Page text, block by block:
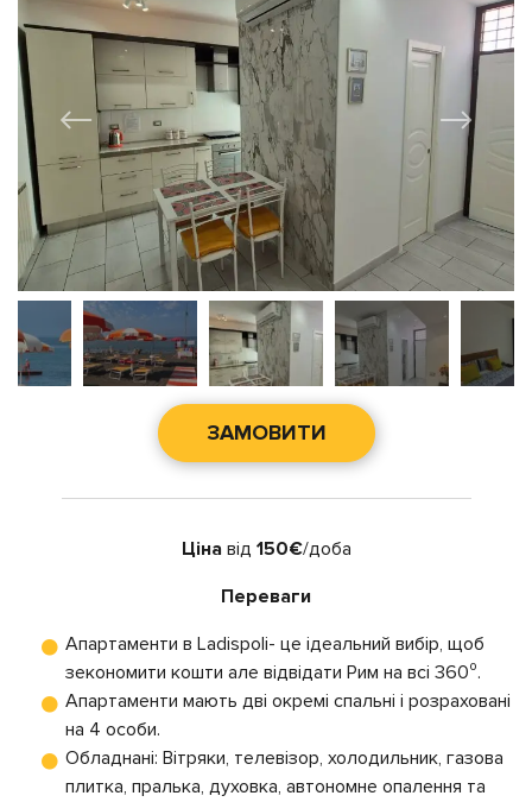
ЗАМОВИТИ
Цінавід 150€/доба
Переваги
Апартаменти в Ladispoli- це ідеальний вибір, щоб
зекономити кошти але відвідати Рим на всі 360⁰.
Апартаменти мають дві окремі спальні і розраховані
на 4 особи.
Обладнані: Вітряки, телевізор, холодильник, газова
плитка, пралька, духовка, автономне опалення та